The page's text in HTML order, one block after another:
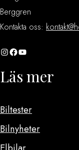
Berggren
Kontakta oss:
InstagramFacebook YouTube
Läs mer
Biltester
Bilnyheter